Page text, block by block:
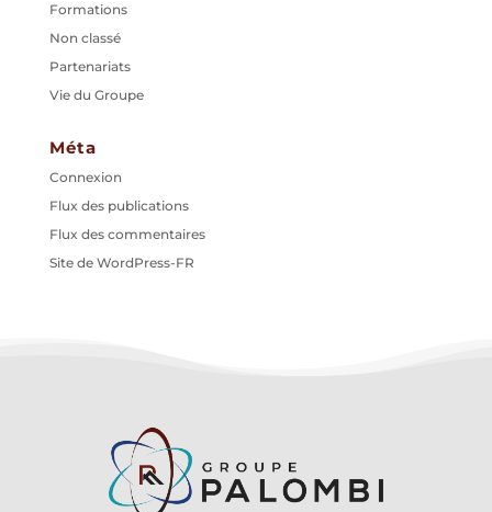
Formations
Non classé
Partenariats
Vie du Groupe
Méta
Connexion
Flux des publications
Flux des commentaires
Site de WordPress-FR